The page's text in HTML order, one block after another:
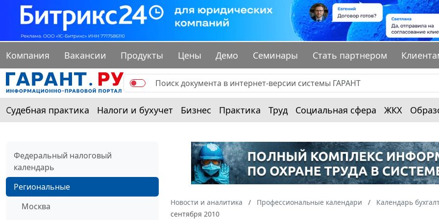
Компания Вакансии Продукты Цены Демо Семинары Стать партнером
Судебная практика Налоги и бухучет Бизнес Практика Труд Социальная сфера ЖКХ
Федеральный налоговый
календарь
Региональные
Москва
Новости и аналитика Профессиональные календари
Календарь
сентября 2010